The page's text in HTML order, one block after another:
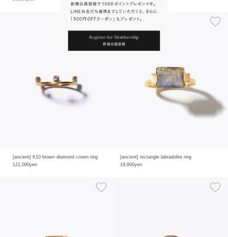
[ancient] K10 brown diamond crown ring
121,000yen
[ancient] rectangle labradolite ring
19,800yen